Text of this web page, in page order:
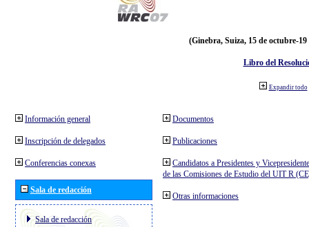
(Ginebra, Suiza, 15 de octubre-19
Libro del
Expandir todo
Información general
Inscripción de delegados
Conferencias conexas
Sala de redacción
Sala de redacción
Documentos
Publicaciones
Candidatos a Presidentes y
de las Comisiones de Estudio del UIT R
Otras informaciones